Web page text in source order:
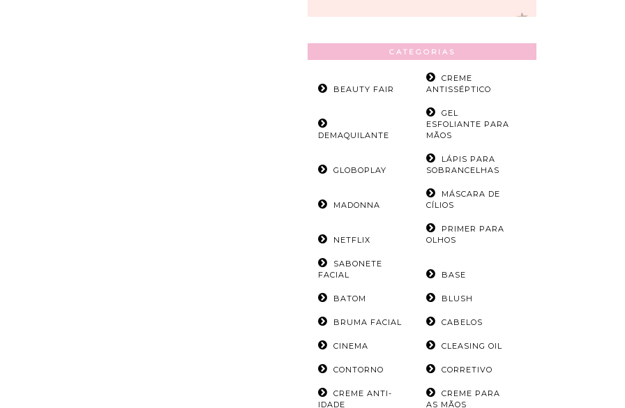
CATEGORIAS
BEAUTY FAIR
CREME
ANTISSÉPTICO
DEMAQUILANTE
GEL
ESFOLIANTE PARA
MÃOS
GLOBOPLAY
LÁPIS PARA
SOBRANCELHAS
MADONNA
MÁSCARA DE
CÍLIOS
NETFLIX
PRIMER PARA
OLHOS
SABONETE
FACIAL
BASE
BATOM BLUSH
BRUMA FACIAL CABELOS
CINEMA CLEASING OIL
CONTORNO CORRETIVO
CREME ANTI-
IDADE
CREME PARA
AS MÃOS